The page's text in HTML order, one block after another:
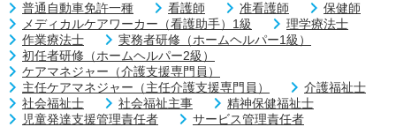
普通自動車免許一種 看護師 准看護師
保健師
メディカルケアワーカー（看護助手）1級
理学療法士
作業療法士
実務者研修（ホームヘルパー1級）
初任者研修（ホームヘルパー2級）
ケアマネジャー（介護支援専門員）
主任ケアマネジャー（主任介護支援専門員）
介護福祉士
社会福祉士
社会福祉主事
精神保健福祉士
児童発達支援管理責任者
サービス管理責任者